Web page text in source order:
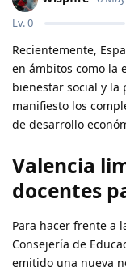
Lv.0
Recientemente,
en ámbitos como la
bienestar social y
manifiesto los
de desarrollo
Valencia
docentes
Para hacer frente a
Consejería de
emitido una nueva